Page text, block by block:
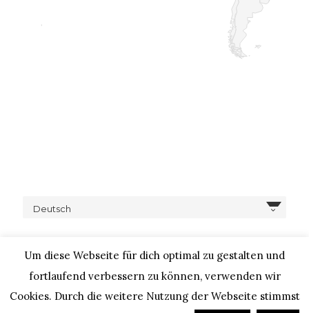
Deutsch
COPYRIGHT © 2020 – IHEARTALICE.COM / TRAVEL,
Um diese Webseite für dich optimal zu gestalten und
fortlaufend verbessern zu können, verwenden wir
Cookies. Durch die weitere Nutzung der Webseite stimmst